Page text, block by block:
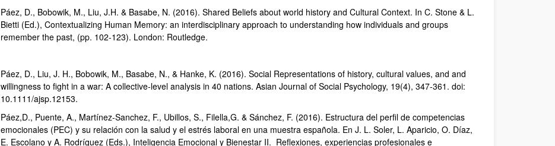
Páez, D., Bobowik, M., Liu, J.H. & Basabe, N. (2016). Shared Beliefs about world history and Cultural Context. In C. Stone & L.
Bietti (Ed.), Contextualizing Human Memory: an interdisciplinary approach to understanding how individuals and groups
remember the past, (pp. 102-123). London: Routledge.
Páez, D., Liu, J. H., Bobowik, M., Basabe, N., & Hanke, K. (2016). Social Representations of history, cultural values, and and
willingness to fight in a war: A collective-level analysis in 40 nations. Asian Journal of Social Psychology, 19(4), 347-361. doi:
10.1111/ajsp.12153.
Páez,D., Puente, A., Martínez-Sanchez, F., Ubillos, S., Filella,G. & Sánchez, F. (2016). Estructura del perfil de competencias
emocionales (PEC) y su relación con la salud y el estrés laboral en una muestra española. En J. L. Soler, L. Aparicio, O. Díaz,
E. Escolano y A. Rodríguez (Eds.), Inteligencia Emocional y Bienestar II. Reflexiones, experiencias profesionales e